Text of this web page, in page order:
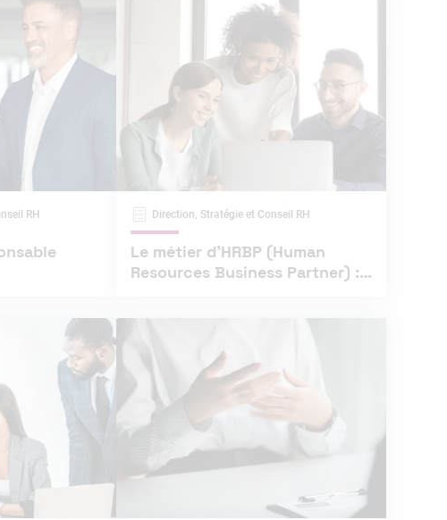
RH Direction, Stratégie et Conseil RH
Le métier d’HRBP (Human
Resources Business Partner) :